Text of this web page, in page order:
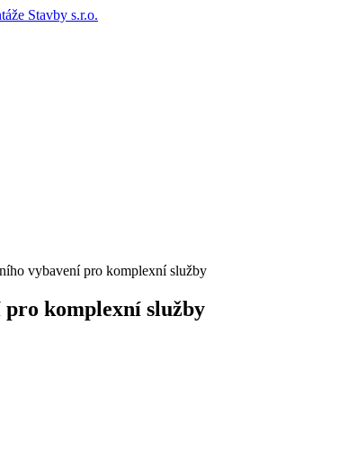
vybavení pro komplexní služby
komplexní služby